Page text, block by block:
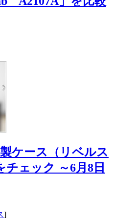
ケース（リベルス
チェック ～6月8日
]